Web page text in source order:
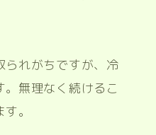
られがちですが、冷
無理なく続けるこ
。